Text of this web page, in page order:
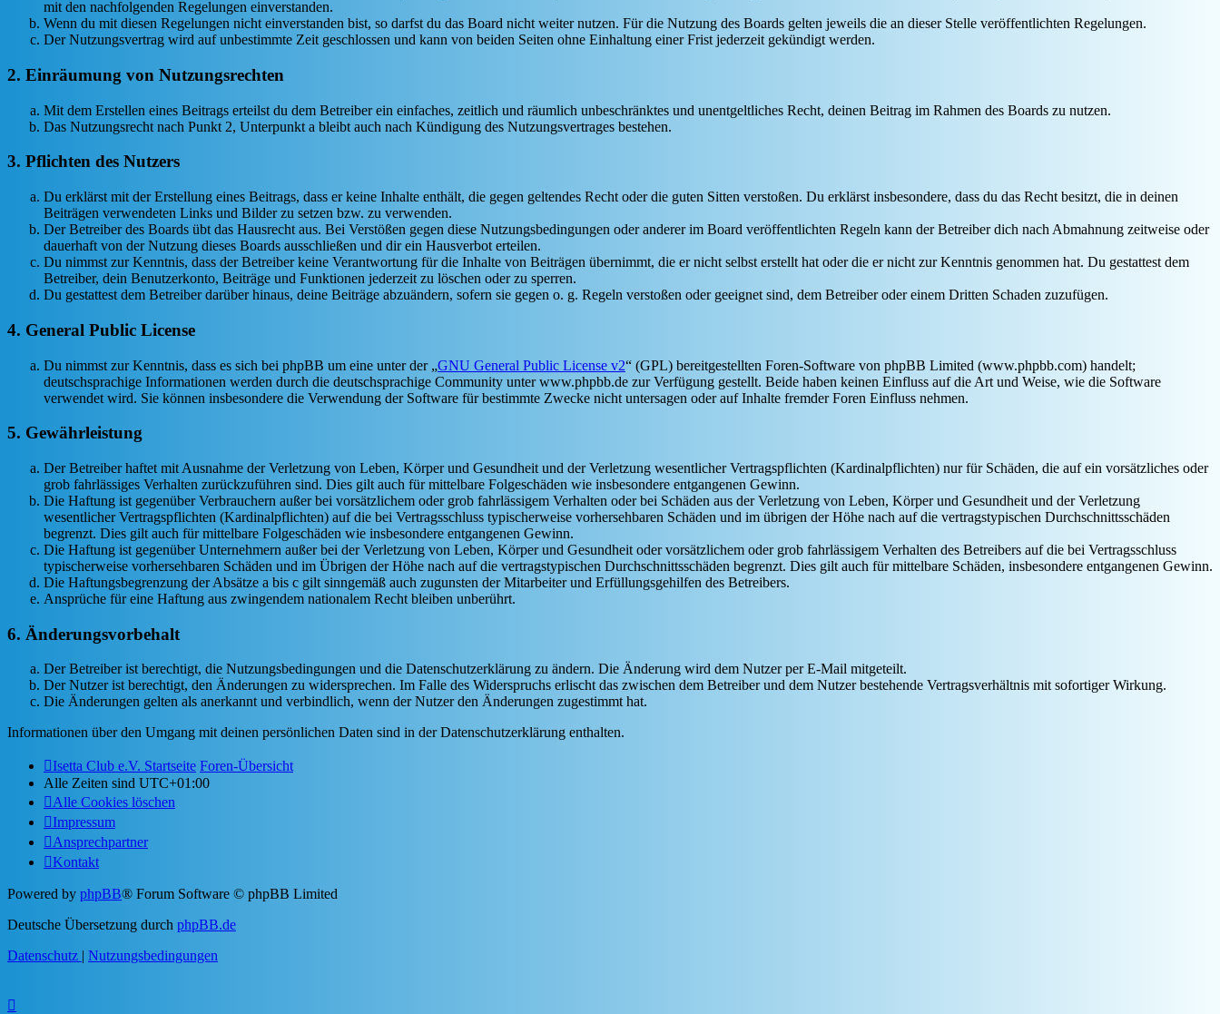
mit den nachfolgenden Regelungen einverstanden.
Wenn du mit diesen Regelungen nicht einverstanden bist, so darfst du das Board nicht weiter nutzen. Für die Nutzung des Boards gelten jeweils die an dieser Stelle veröffentlichten Regelungen.
Der Nutzungsvertrag wird auf unbestimmte Zeit geschlossen und kann von beiden Seiten ohne Einhaltung einer Frist jederzeit gekündigt werden.
2. Einräumung von Nutzungsrechten
Mit dem Erstellen eines Beitrags erteilst du dem Betreiber ein einfaches, zeitlich und räumlich unbeschränktes und unentgeltliches Recht, deinen Beitrag im Rahmen des Boards zu nutzen.
Das Nutzungsrecht nach Punkt 2, Unterpunkt a bleibt auch nach Kündigung des Nutzungsvertrages bestehen.
3. Pflichten des Nutzers
Du erklärst mit der Erstellung eines Beitrags, dass er keine Inhalte enthält, die gegen geltendes Recht oder die guten Sitten verstoßen. Du erklärst insbesondere, dass du das Recht besitzt, die in deinen
Beiträgen verwendeten Links und Bilder zu setzen bzw. zu verwenden.
Der Betreiber des Boards übt das Hausrecht aus. Bei Verstößen gegen diese Nutzungsbedingungen oder anderer im Board veröffentlichten Regeln kann der Betreiber dich nach Abmahnung zeitweise oder
dauerhaft von der Nutzung dieses Boards ausschließen und dir ein Hausverbot erteilen.
Du nimmst zur Kenntnis, dass der Betreiber keine Verantwortung für die Inhalte von Beiträgen übernimmt, die er nicht selbst erstellt hat oder die er nicht zur Kenntnis genommen hat. Du gestattest dem
Betreiber, dein Benutzerkonto, Beiträge und Funktionen jederzeit zu löschen oder zu sperren.
Du gestattest dem Betreiber darüber hinaus, deine Beiträge abzuändern, sofern sie gegen o. g. Regeln verstoßen oder geeignet sind, dem Betreiber oder einem Dritten Schaden zuzufügen.
4. General Public License
Du nimmst zur Kenntnis, dass es sich bei phpBB um eine unter der „GNU General Public License v2“ (GPL) bereitgestellten Foren-Software von phpBB Limited (www.phpbb.com) handelt;
deutschsprachige Informationen werden durch die deutschsprachige Community unter www.phpbb.de zur Verfügung gestellt. Beide haben keinen Einfluss auf die Art und Weise, wie die Software
verwendet wird. Sie können insbesondere die Verwendung der Software für bestimmte Zwecke nicht untersagen oder auf Inhalte fremder Foren Einfluss nehmen.
5. Gewährleistung
Der Betreiber haftet mit Ausnahme der Verletzung von Leben, Körper und Gesundheit und der Verletzung wesentlicher Vertragspflichten (Kardinalpflichten) nur für Schäden, die auf ein vorsätzliches oder
grob fahrlässiges Verhalten zurückzuführen sind. Dies gilt auch für mittelbare Folgeschäden wie insbesondere entgangenen Gewinn.
Die Haftung ist gegenüber Verbrauchern außer bei vorsätzlichem oder grob fahrlässigem Verhalten oder bei Schäden aus der Verletzung von Leben, Körper und Gesundheit und der Verletzung
wesentlicher Vertragspflichten (Kardinalpflichten) auf die bei Vertragsschluss typischerweise vorhersehbaren Schäden und im übrigen der Höhe nach auf die vertragstypischen Durchschnittsschäden
begrenzt. Dies gilt auch für mittelbare Folgeschäden wie insbesondere entgangenen Gewinn.
Die Haftung ist gegenüber Unternehmern außer bei der Verletzung von Leben, Körper und Gesundheit oder vorsätzlichem oder grob fahrlässigem Verhalten des Betreibers auf die bei Vertragsschluss
typischerweise vorhersehbaren Schäden und im Übrigen der Höhe nach auf die vertragstypischen Durchschnittsschäden begrenzt. Dies gilt auch für mittelbare Schäden, insbesondere entgangenen Gewinn.
Die Haftungsbegrenzung der Absätze a bis c gilt sinngemäß auch zugunsten der Mitarbeiter und Erfüllungsgehilfen des Betreibers.
Ansprüche für eine Haftung aus zwingendem nationalem Recht bleiben unberührt.
6. Änderungsvorbehalt
Der Betreiber ist berechtigt, die Nutzungsbedingungen und die Datenschutzerklärung zu ändern. Die Änderung wird dem Nutzer per E-Mail mitgeteilt.
Der Nutzer ist berechtigt, den Änderungen zu widersprechen. Im Falle des Widerspruchs erlischt das zwischen dem Betreiber und dem Nutzer bestehende Vertragsverhältnis mit sofortiger Wirkung.
Die Änderungen gelten als anerkannt und verbindlich, wenn der Nutzer den Änderungen zugestimmt hat.
Informationen über den Umgang mit deinen persönlichen Daten sind in der Datenschutzerklärung enthalten.
Isetta Club e.V. Startseite Foren-Übersicht
Alle Zeiten sind UTC+01:00
Alle Cookies löschen
Impressum
Ansprechpartner
Kontakt
Powered by phpBB® Forum Software © phpBB Limited
Deutsche Übersetzung durch phpBB.de
Datenschutz
Nutzungsbedingungen